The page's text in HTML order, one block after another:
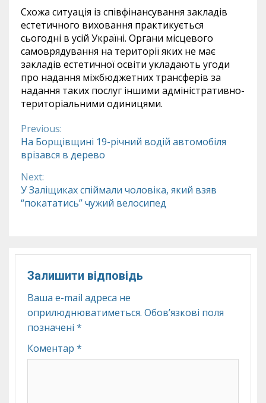
Схожа ситуація із співфінансування закладів
естетичного виховання практикується
сьогодні в усій Україні. Органи місцевого
самоврядування на території яких не має
закладів естетичної освіти укладають угоди
про надання міжбюджетних трансферів за
надання таких послуг іншими адміністративно-
територіальними одиницями.
Continue
Reading
Previous:
На Борщівщині 19-річний водій автомобіля
врізався в дерево
Next:
У Заліщиках спіймали чоловіка, який взяв
“покататись” чужий велосипед
Залишити відповідь
Ваша e-mail адреса не
оприлюднюватиметься. Обов’язкові поля
позначені *
Коментар *